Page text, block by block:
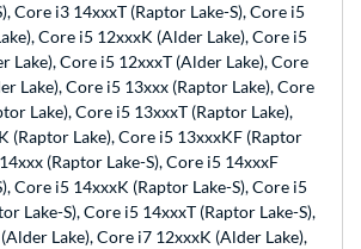
Core i3 14xxxT (Raptor Lake-S), Core i5
Core i5 12xxxK (Alder Lake), Core i5
Lake), Core i5 12xxxT (Alder Lake), Core
Lake), Core i5 13xxx (Raptor Lake), Core
Lake), Core i5 13xxxT (Raptor Lake),
(Raptor Lake), Core i5 13xxxKF (Raptor
(Raptor Lake-S), Core i5 14xxxF
Core i5 14xxxK (Raptor Lake-S), Core i5
Lake-S), Core i5 14xxxT (Raptor Lake-S),
Lake), Core i7 12xxxK (Alder Lake),